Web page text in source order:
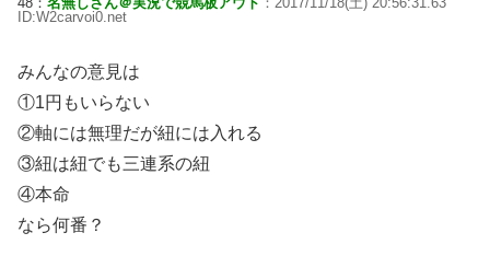
ID:W2carvoi0.net
みんなの意見は
①1円もいらない
②軸には無理だが紐には入れる
③紐は紐でも三連系の紐
④本命
なら何番？